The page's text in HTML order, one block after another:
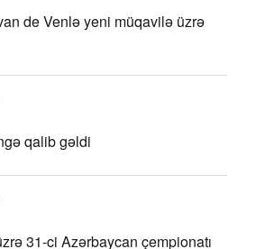
de Venlə yeni müqavilə üzrə
qalib gəldi
31-ci Azərbaycan çempionatı